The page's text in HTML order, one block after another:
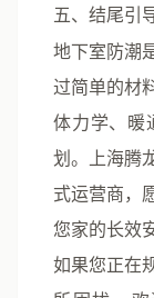
五、结尾引
地下室防潮
过简单的材
体力学、暖
划。上海腾
式运营商，
您家的长效
如果您正在